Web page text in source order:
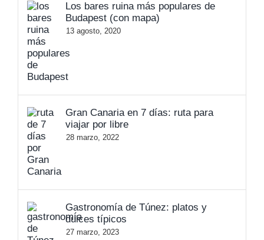
Los bares ruina más populares de
Budapest (con mapa)
13 agosto, 2020
Gran Canaria en 7 días: ruta para
viajar por libre
28 marzo, 2022
Gastronomía de Túnez: platos y
dulces típicos
27 marzo, 2023